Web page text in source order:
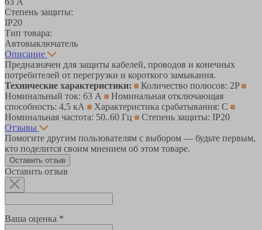
Степень защиты:
IP20
Тип товара:
Автовыключатель
Описание
Предназначен для защиты кабелей, проводов и конечных
потребителей от перегрузки и короткого замыкания.
Технические характеристики:
Количество полюсов: 2P
Номинальный ток: 63 А
Номинальная отключающая
способность: 4,5 кА
Характеристика срабатывания: C
Номинальная частота: 50..60 Гц
Степень защиты: IP20
Отзывы
Помогите другим пользователям с выбором — будьте первым,
кто поделится своим мнением об этом товаре.
Оставить отзыв
Оставить отзыв
Ваша оценка *